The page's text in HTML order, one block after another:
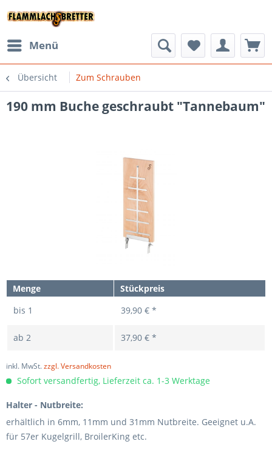
Menü
Übersicht Zum Schrauben
190 mm Buche geschraubt "Tannebaum"
Menge
Stückpreis
bis 1 39,90 € *
ab 2 37,90 € *
inkl. MwSt.zzgl. Versandkosten
Sofort versandfertig, Lieferzeit ca. 1-3 Werktage
Halter - Nutbreite:
erhältlich in 6mm, 11mm und 31mm Nutbreite. Geeignet u.A.
für 57er Kugelgrill, BroilerKing etc.